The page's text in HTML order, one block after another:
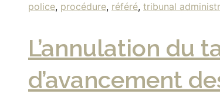
police, procédure, référé, tribunal
L’annulation du
d’avancement